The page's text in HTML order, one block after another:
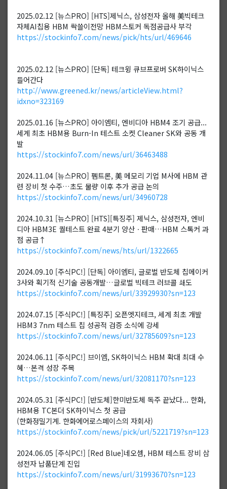
2025.02.12 [뉴스PRO] [HTS]제닉스, 삼성전자 올해 美빅테크
자체AI칩용 HBM 싹쓸이전망 HBM스토커 독점공급사 부각
https://stockinfo7.com/news/pick/hts/url/469646
2025.02.12 [뉴스PRO] [단독] 테크윙 큐브프로버 SK하이닉스
들어간다
http://www.greened.kr/news/articleView.html?
idxno=323169
2025.01.16 [뉴스PRO] 아이엠티, 엔비디아 HBM4 조기 공급...
세계 최초 HBM용 Burn-In 테스트 소켓 Cleaner SK와 공동 개
발
https://stockinfo7.com/news/url/36463488
2024.11.04 [뉴스PRO] 펨트론, 美 메모리 기업 M사에 HBM 관
련 장비 첫 수주…초도 물량 이후 추가 공급 논의
https://stockinfo7.com/news/url/34960728
2024.10.31 [뉴스PRO] [HTS][특징주] 제닉스, 삼성전자, 엔비
디아 HBM3E 퀄테스트 완료 4분기 양산ㆍ판매…HBM 스톡커 과
점 공급↑
https://stockinfo7.com/news/hts/url/1322665
2024.09.10 [주식PC!] [단독] 아이엠티, 글로벌 반도체 칩메이커
3사와 획기적 신기술 공동개발…글로벌 빅테크 러브콜 쇄도
https://stockinfo7.com/news/url/33929930?sn=123
2024.07.15 [주식PC!] [특징주] 오픈엣지테크, 세계 최초 개발
HBM3 7nm 테스트 칩 성공적 검증 소식에 강세
https://stockinfo7.com/news/url/32785609?sn=123
2024.06.11 [주식PC!] 브이엠, SK하이닉스 HBM 확대 최대 수
혜…본격 성장 주목
https://stockinfo7.com/news/url/32081170?sn=123
2024.05.31 [주식PC!] [반도체]한미반도체 독주 끝났다... 한화,
HBM용 TC본더 SK하이닉스 첫 공급
(한화정밀기계. 한화에어로스페이스의 자회사)
https://stockinfo7.com/news/pick/url/5221719?sn=123
2024.06.05 [주식PC!] [Red Blue]네오셈, HBM 테스트 장비 삼
성전자 납품단계 진입
https://stockinfo7.com/news/url/31993670?sn=123